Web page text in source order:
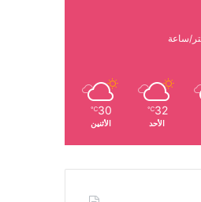
32
℃
الأحد
30
℃
الأثنين